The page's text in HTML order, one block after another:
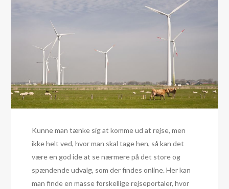
Kunne man tænke sig at komme ud at rejse, men
ikke helt ved, hvor man skal tage hen, så kan det
være en god ide at se nærmere på det store og
spændende udvalg, som der findes online. Her kan
man finde en masse forskellige rejseportaler, hvor